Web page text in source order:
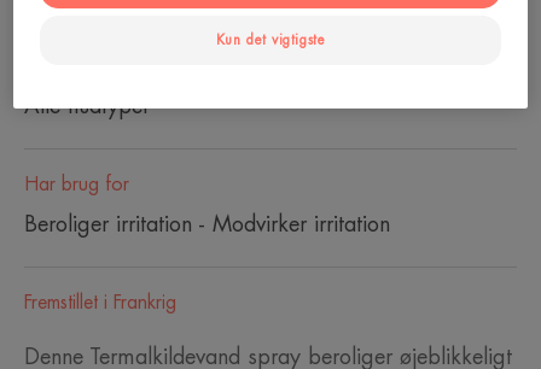
Alle hudtyper
Har brug for
Beroliger irritation - Modvirker irritation
Fremstillet i Frankrig
Denne Termalkildevand spray beroliger øjeblikkeligt
Kun det vigtigste